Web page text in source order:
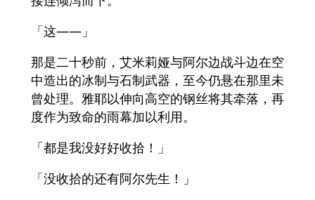
「这——」
那是二十秒前，艾米莉娅与阿尔边战斗边在空
中造出的冰制与石制武器，至今仍悬在那里未
曾处理。雅耶以伸向高空的钢丝将其牵落，再
度作为致命的雨幕加以利用。
「都是我没好好收拾！」
「没收拾的还有阿尔先生！」